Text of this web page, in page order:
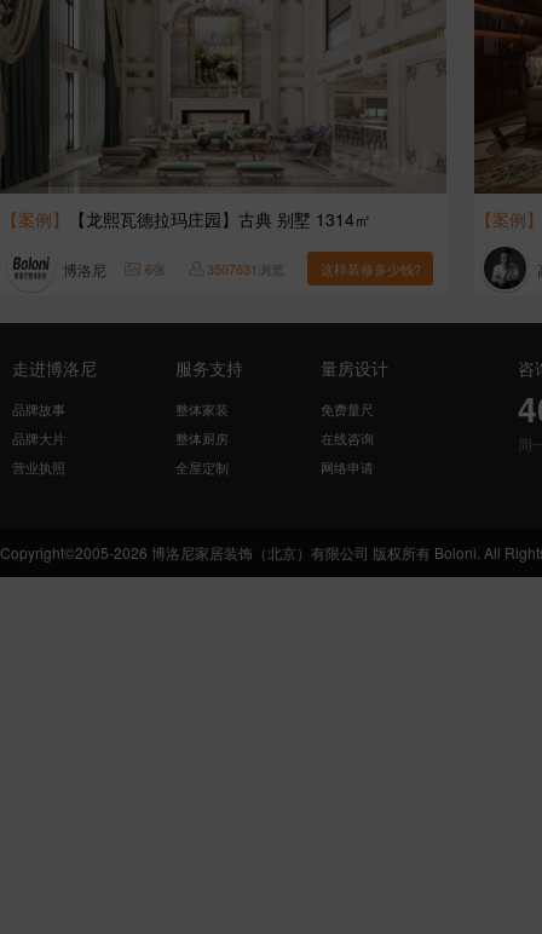
【案例】 【龙熙瓦德拉玛庄园】古典 别墅 1314㎡
博洛尼 6张 3507631浏览 这样装修多少钱?
【案例】
走进博洛尼
品牌故事
品牌大片
营业执照
服务支持
整体家装
整体厨房
全屋定制
量房设计
免费量尺
在线咨询
网络申请
咨
周
Copyright©2005-2026 博洛尼家居装饰（北京）有限公司 版权所有 Boloni. All